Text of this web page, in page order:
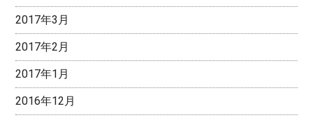
2017年3月
2017年2月
2017年1月
2016年12月